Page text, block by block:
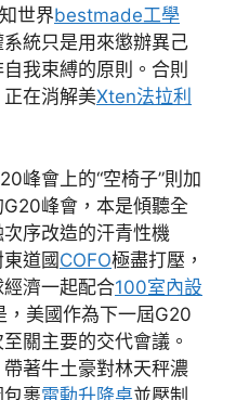
世界bestmade工學
系統只是用來懲辦異己
我束縛的原則。合則
在消解美Xten法拉利
峰會上的“空椅子”則加
峰會，本是傾聽全
序改造的汗青性機
道國COFO極盡打壓，
濟一起配合100室內設
，美國作為下一屆G20
關主要的交代會議。
著牛土豪對林天秤濃
裹電動升降桌並壓制